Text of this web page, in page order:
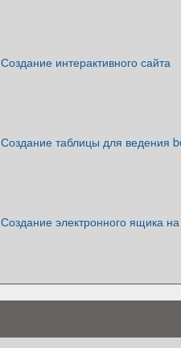
Создание интерактивного сайта
Создание таблицы для ведения
Создание электронного ящика